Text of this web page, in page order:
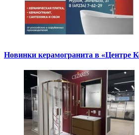
Новинки керамогранита в «Центре